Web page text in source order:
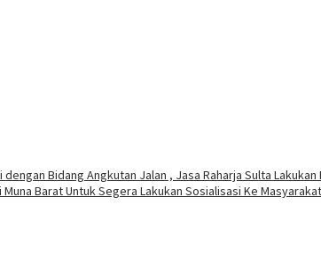
Bidang Angkutan Jalan , Jasa Raharja Sulta
Barat Untuk Segera Lakukan Sosialisasi Ke